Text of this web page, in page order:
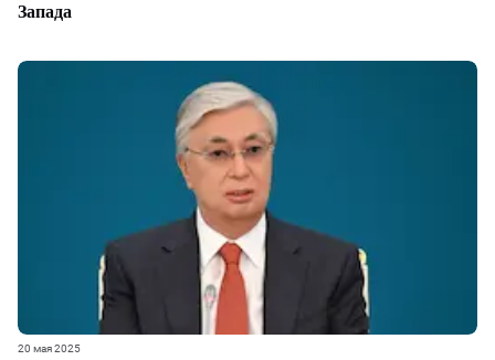
Запада
20 мая 2025